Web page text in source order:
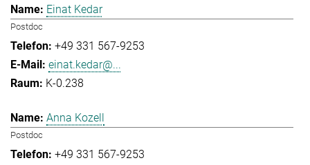
Einat Kedar
Postdoc
+49 331 567-9253
einat.kedar@...
K-0.238
Anna Kozell
Postdoc
+49 331 567-9253